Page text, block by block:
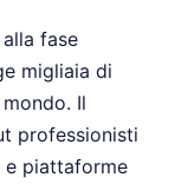
fase
migliaia di
Il
professionisti
e piattaforme